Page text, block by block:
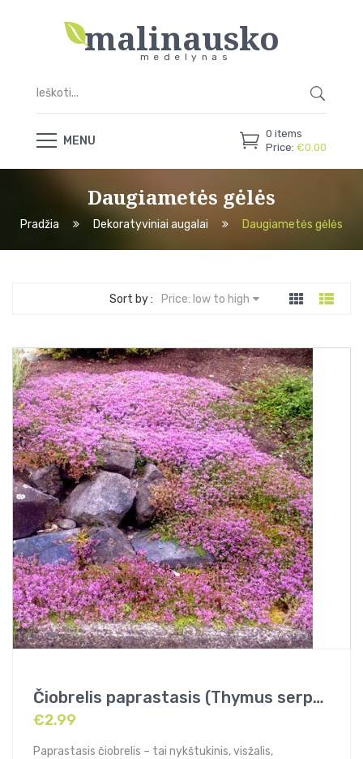
malinausko
medelynas
0 items
Price: €0.00
MENU
Daugiametės gėlės
Pradžia Dekoratyviniai augalai Daugiametės gėlės
Sort by : Price: low to high
Čiobrelis paprastasis (Thymus serpyllum)
€2.99
Paprastasis čiobrelis – tai nykštukinis, visžalis,